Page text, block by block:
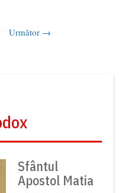
Următor →
Sfântul
Apostol Matia